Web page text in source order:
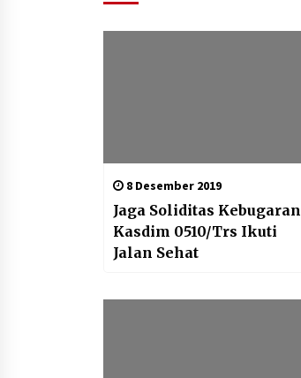
8 Desember 2019
Jaga Soliditas Kebugaran
Kasdim 0510/Trs Ikuti
Jalan Sehat